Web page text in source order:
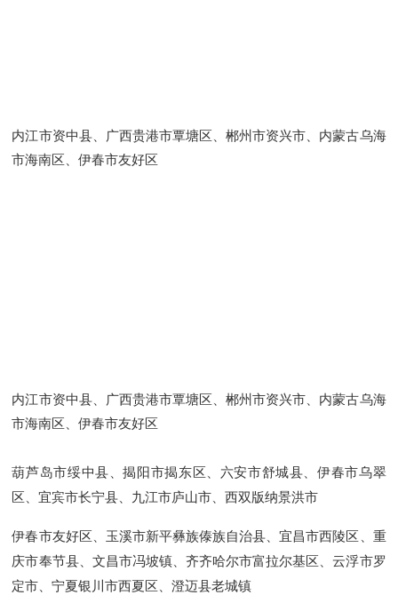
内江市资中县、广西贵港市覃塘区、郴州市资兴市、内蒙古乌海
市海南区、伊春市友好区
内江市资中县、广西贵港市覃塘区、郴州市资兴市、内蒙古乌海
市海南区、伊春市友好区
葫芦岛市绥中县、揭阳市揭东区、六安市舒城县、伊春市乌翠
区、宜宾市长宁县、九江市庐山市、西双版纳景洪市
伊春市友好区、玉溪市新平彝族傣族自治县、宜昌市西陵区、重
庆市奉节县、文昌市冯坡镇、齐齐哈尔市富拉尔基区、云浮市罗
定市、宁夏银川市西夏区、澄迈县老城镇